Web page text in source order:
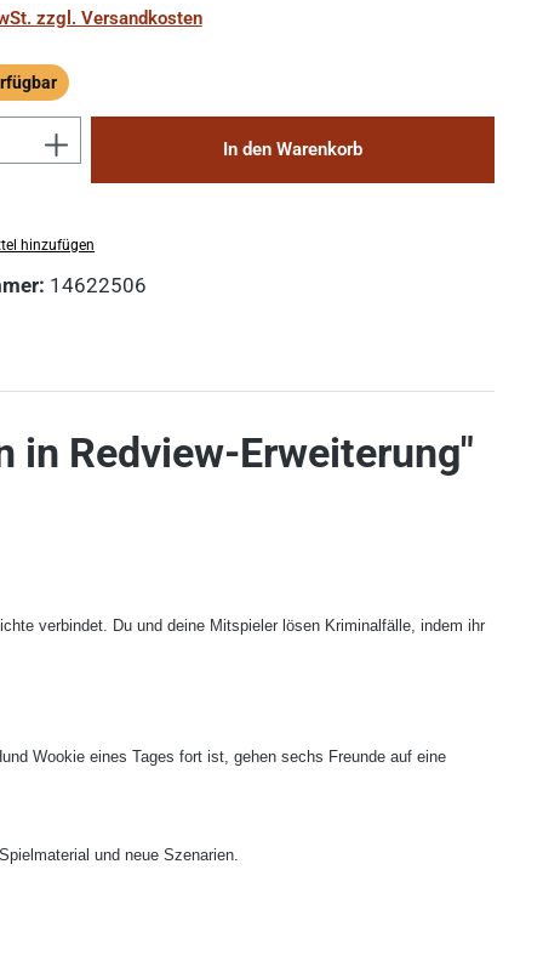
zzgl. Versandkosten
Anzahl: Gib den gewünschten Wert
In den Warenkorb
hinzufügen
14622506
in Redview-Erweiterung"
verbindet. Du und deine Mitspieler lösen Kriminalfälle, indem ihr
Wookie eines Tages fort ist, gehen sechs Freunde auf eine
und neue Szenarien.